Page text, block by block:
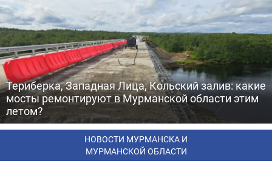
Териберка, Западная Лица, Кольский залив: какие
мосты ремонтируют в Мурманской области этим
летом?
НОВОСТИ МУРМАНСКА И
МУРМАНСКОЙ ОБЛАСТИ